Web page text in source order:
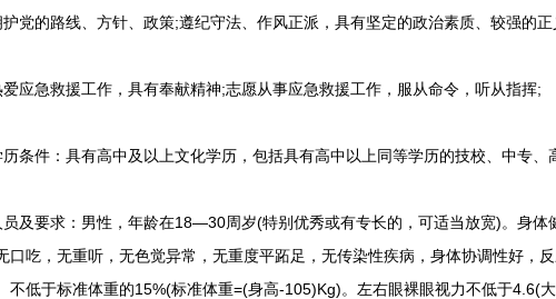
的路线、方针、政策;遵纪守法、作风正派，具有坚定的政治素质、较强的正
急救援工作，具有奉献精神;志愿从事应急救援工作，服从命令，听从指挥;
件：具有高中及以上文化学历，包括具有高中以上同等学历的技校、中专、
要求：男性，年龄在18—30周岁(特别优秀或有专长的，可适当放宽)。身体
口吃，无重听，无色觉异常，无重度平跖足，无传染性疾病，身体协调性好，
不低于标准体重的15%(标准体重=(身高-105)Kg)。左右眼裸眼视力不低于4.6(